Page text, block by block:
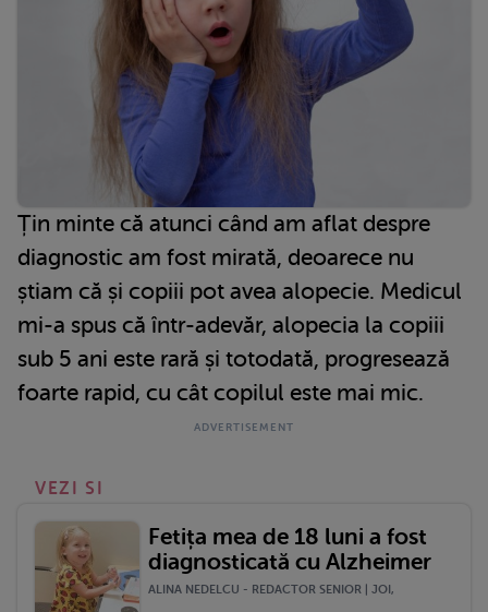
Țin minte că atunci când am aflat despre
diagnostic am fost mirată, deoarece nu
știam că și copiii pot avea alopecie. Medicul
mi-a spus că într-adevăr, alopecia la copiii
sub 5 ani este rară și totodată, progresează
foarte rapid, cu cât copilul este mai mic.
VEZI SI
Fetița mea de 18 luni a fost
diagnosticată cu Alzheimer
ALINA NEDELCU - REDACTOR SENIOR | JOI,